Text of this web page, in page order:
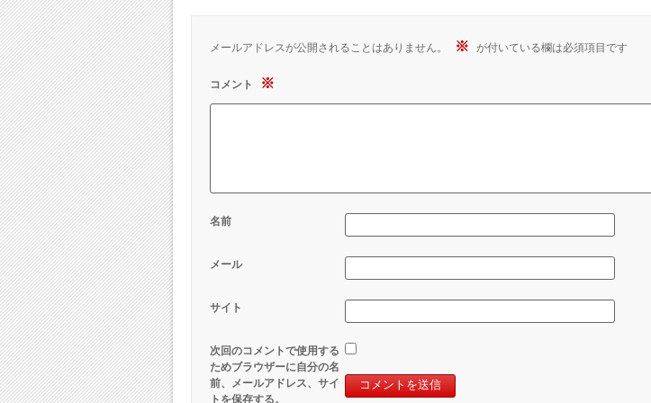
メールアドレスが公開されることはありません。 ※ が付いている欄は必須項目です
コメント ※
名前
メール
サイト
次回のコメントで使用する
ためブラウザーに自分の名
前、メールアドレス、サイ
トを保存する。